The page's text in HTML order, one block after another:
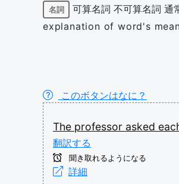
名詞 可算名詞 不可算名詞 通
explanation of word's
このボタンはなに？
The professor asked
翻訳する
聞き取れるようになる
詳細